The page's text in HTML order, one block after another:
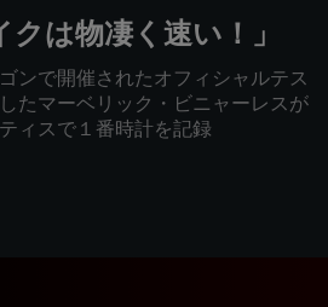
クは物凄く速い！」
ンで開催されたオフィシャルテス
たマーベリック・ビニャーレスが
ィスで１番時計を記録